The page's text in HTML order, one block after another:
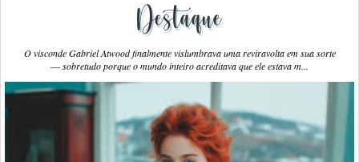
Destaque
O visconde Gabriel Atwood finalmente vislumbrava uma reviravolta em sua sorte
― sobretudo porque o mundo inteiro acreditava que ele estava m...